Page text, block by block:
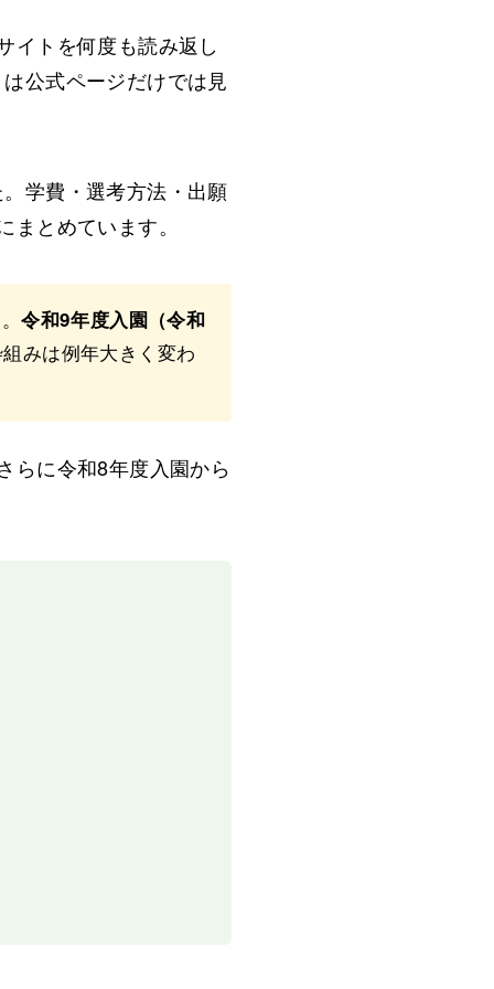
イトを何度も読み返し
公式ページだけでは見
学費・選考方法・出願
まとめています。
令和9年度入園（令和
みは例年大きく変わ
らに令和8年度入園から